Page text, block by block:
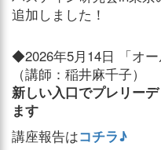
追加しました！
◆2026年5月14日 「オー
（講師：稲井麻千子）
新しい入口でプレリー
ます
講座報告はコチラ♪